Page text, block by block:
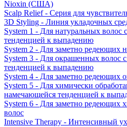
Nioxin (США)
Scalp Relief - Серия для
3D Styling - Линия укладочных
System 1 - Для натуральных волос
тенденцией к выпадению
System 2 - Для заметно редеющих
System 3 - Для окрашенных волос
тенденцией к выпадению
System 4 - Для заметно редеющих
System 5 - Для химически
намечающейся тенденцией к
System 6 - Для заметно редеющих
волос
Intensive Therapy - Интенсивный